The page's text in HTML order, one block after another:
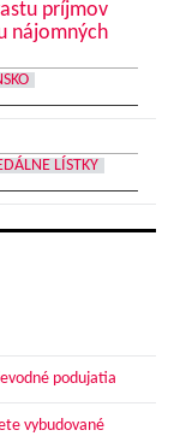
príjmov
nájomných
LÍSTKY
podujatia
vybudované